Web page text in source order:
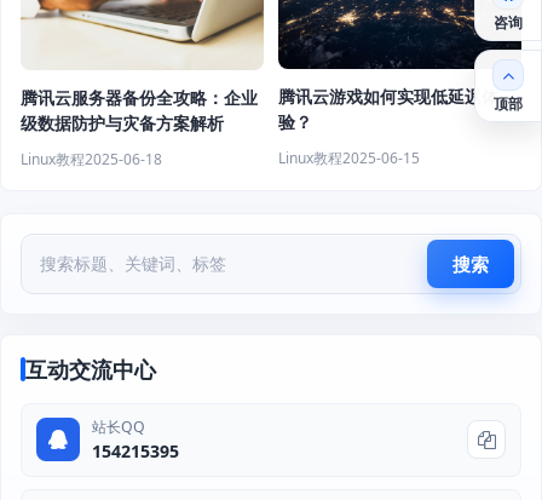
腾讯云服务器备份全攻略：企业
级数据防护与灾备方案解析
Linux教程2025-06-18
腾讯云游戏如何实现低延迟体
验？
Linux教程2025-06-15
搜索
互动交流中心
站长QQ
154215395
咨询
顶部